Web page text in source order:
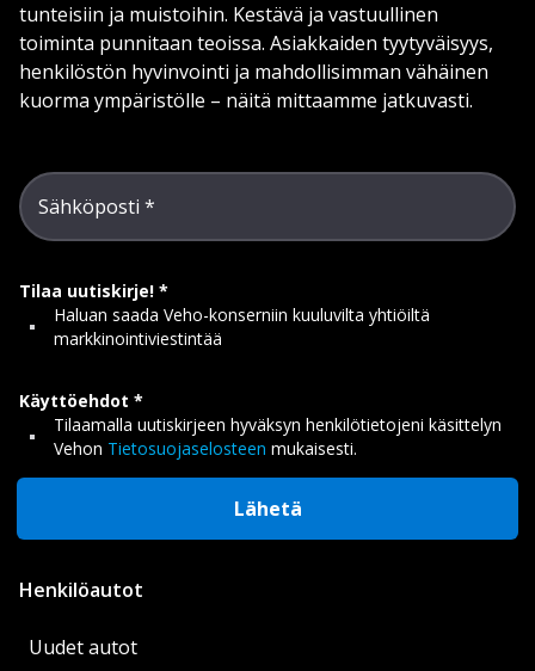
tunteisiin ja muistoihin. Kestävä ja vastuullinen
toiminta punnitaan teoissa. Asiakkaiden tyytyväisyys,
henkilöstön hyvinvointi ja mahdollisimman vähäinen
kuorma ympäristölle – näitä mittaamme jatkuvasti.
Sähköposti
Tilaa uutiskirje!
Haluan saada Veho-konserniin kuuluvilta yhtiöiltä
markkinointiviestintää
Käyttöehdot
Tilaamalla uutiskirjeen hyväksyn henkilötietojeni käsittelyn
Vehon Tietosuojaselosteen mukaisesti.
Lähetä
Henkilöautot
Uudet autot